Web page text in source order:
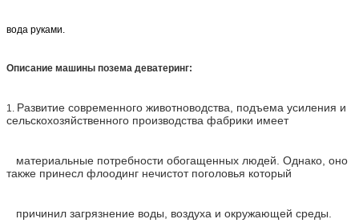
вода руками.
Описание машины позема деватеринг:
1. Развитие современного животноводства, подъема усиления и
сельскохозяйственного производства фабрики имеет
материальные потребности обогащенных людей. Однако, оно
также принесл флоодинг нечистот поголовья который
причинил загрязнение воды, воздуха и окружающей среды.